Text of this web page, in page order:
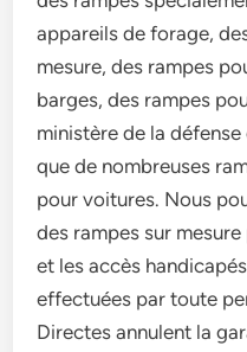
appareils de forage,
mesure, des rampes
barges, des rampes
ministère de la
que de nombreuses
pour voitures. Nous
des rampes sur
et les accès
effectuées par toute
Directes annulent la